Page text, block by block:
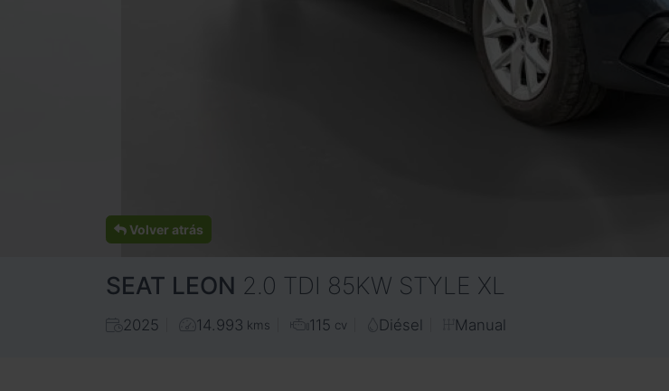
Volver atrás
SEAT LEON 2.0 TDI 85KW STYLE XL
2025 14.993 kms 115 cv Diésel Manual